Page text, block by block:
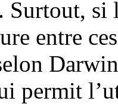
Surtout,
entre
permit